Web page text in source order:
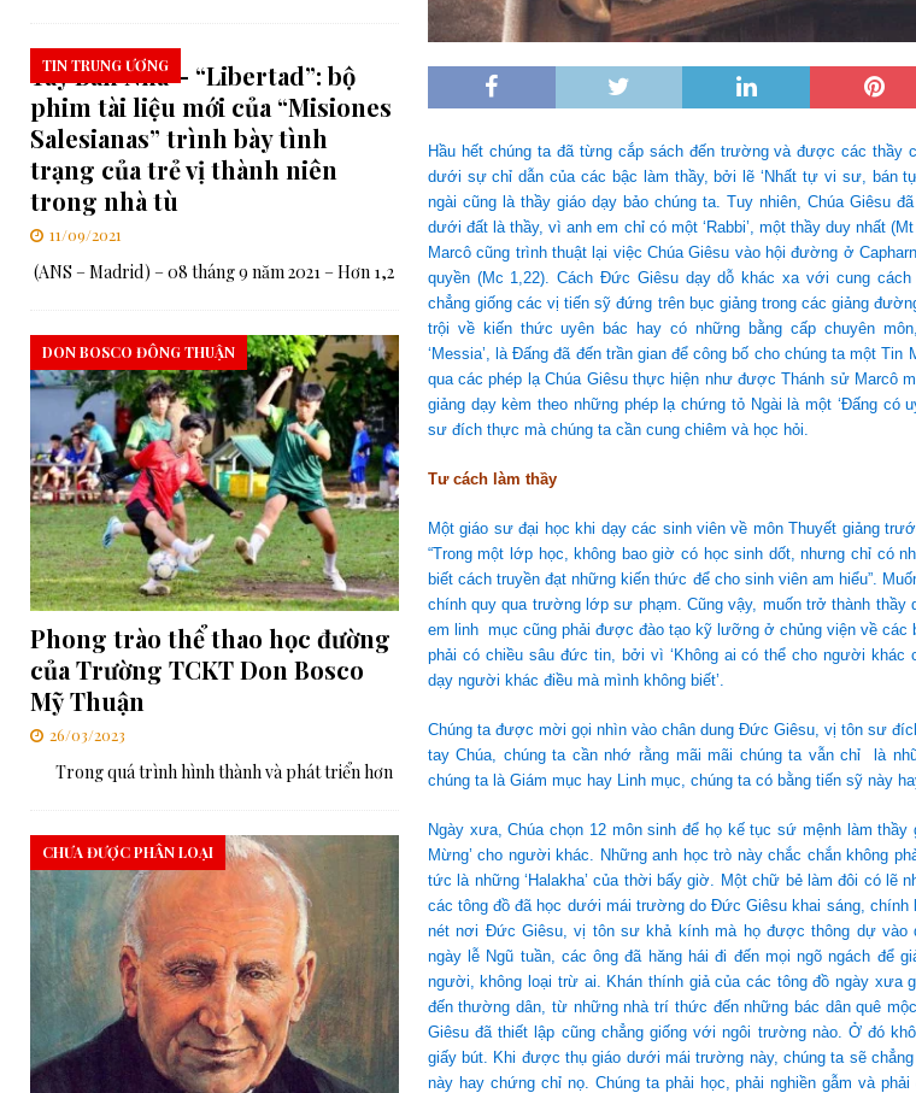
Hầu hết chúng ta đã từng cắp sách đến trường và được các thầy
dưới sự chỉ dẫn của các bậc làm thầy, bởi lẽ ‘Nhất tự vi sư, bán
ngài cũng là thầy giáo dạy bảo chúng ta. Tuy nhiên, Chúa Giêsu
dưới đất là thầy, vì anh em chỉ có một ‘Rabbi’, một thầy duy nhất
Marcô cũng trình thuật lại việc Chúa Giêsu vào hội đường ở
quyền (Mc 1,22). Cách Đức Giêsu dạy dỗ khác xa với cung
chẳng giống các vị tiến sỹ đứng trên bục giảng trong các giảng
trội về kiến thức uyên bác hay có những bằng cấp chuyên
‘Messia’, là Đấng đã đến trần gian để công bố cho chúng ta một
qua các phép lạ Chúa Giêsu thực hiện như được Thánh sử Marcô
giảng dạy kèm theo những phép lạ chứng tỏ Ngài là một ‘Đấng có
sư đích thực mà chúng ta cần cung chiêm và học hỏi.
Tư cách làm thầy
Một giáo sư đại học khi dạy các sinh viên về môn Thuyết giảng
“Trong một lớp học, không bao giờ có học sinh dốt, nhưng chỉ có
biết cách truyền đạt những kiến thức để cho sinh viên am hiểu”.
chính quy qua trường lớp sư phạm. Cũng vậy, muốn trở thành thầy
em linh mục cũng phải được đào tạo kỹ lưỡng ở chủng viện về các
phải có chiều sâu đức tin, bởi vì ‘Không ai có thể cho người khác
dạy người khác điều mà mình không biết’.
Chúng ta được mời gọi nhìn vào chân dung Đức Giêsu, vị tôn sư
tay Chúa, chúng ta cần nhớ rằng mãi mãi chúng ta vẫn chỉ là
chúng ta là Giám mục hay Linh mục, chúng ta có bằng tiến sỹ này
Ngày xưa, Chúa chọn 12 môn sinh để họ kế tục sứ mệnh làm thầy
Mừng’ cho người khác. Những anh học trò này chắc chắn không
tức là những ‘Halakha’ của thời bấy giờ. Một chữ bẻ làm đôi có lẽ
các tông đồ đã học dưới mái trường do Đức Giêsu khai sáng, chính
nét nơi Đức Giêsu, vị tôn sư khả kính mà họ được thông dự vào
ngày lễ Ngũ tuần, các ông đã hăng hái đi đến mọi ngõ ngách để
người, không loại trừ ai. Khán thính giả của các tông đồ ngày xưa
đến thường dân, từ những nhà trí thức đến những bác dân quê
Giêsu đã thiết lập cũng chẳng giống với ngôi trường nào. Ở đó
giấy bút. Khi được thụ giáo dưới mái trường này, chúng ta sẽ
này hay chứng chỉ nọ. Chúng ta phải học, phải nghiền gẫm và
Tây Ban Nha – “Libertad”: bộ
phim tài liệu mới của “Misiones
Salesianas” trình bày tình
trạng của trẻ vị thành niên
trong nhà tù
TIN TRUNG ƯƠNG
11/09/2021
(ANS – Madrid) – 08 tháng 9 năm 2021 – Hơn 1,2
Phong trào thể thao học đường
của Trường TCKT Don Bosco
Mỹ Thuận
DON BOSCO ĐÔNG THUẬN
26/03/2023
Trong quá trình hình thành và phát triển hơn
CHƯA ĐƯỢC PHÂN LOẠI